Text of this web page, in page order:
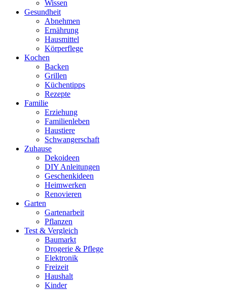
Wissen
Gesundheit
Abnehmen
Ernährung
Hausmittel
Körperflege
Kochen
Backen
Grillen
Küchentipps
Rezepte
Familie
Erziehung
Familienleben
Haustiere
Schwangerschaft
Zuhause
Dekoideen
DIY Anleitungen
Geschenkideen
Heimwerken
Renovieren
Garten
Gartenarbeit
Pflanzen
Test & Vergleich
Baumarkt
Drogerie & Pflege
Elektronik
Freizeit
Haushalt
Kinder